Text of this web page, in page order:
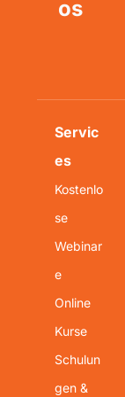
os
Servic
es
Kostenlo
se
Webinar
e
Online
Kurse
Schulun
gen &